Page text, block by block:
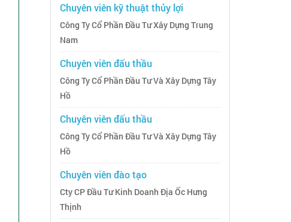
Chuyên viên kỹ thuật thủy lợi
Công Ty Cổ Phần Đầu Tư Xây Dựng Trung
Nam
Chuyên viên đấu thầu
Công Ty Cổ Phần Đầu Tư Và Xây Dựng Tây
Hồ
Chuyên viên đấu thầu
Công Ty Cổ Phần Đầu Tư Và Xây Dựng Tây
Hồ
Chuyên viên đào tạo
Cty CP Đầu Tư Kinh Doanh Địa Ốc Hưng
Thịnh